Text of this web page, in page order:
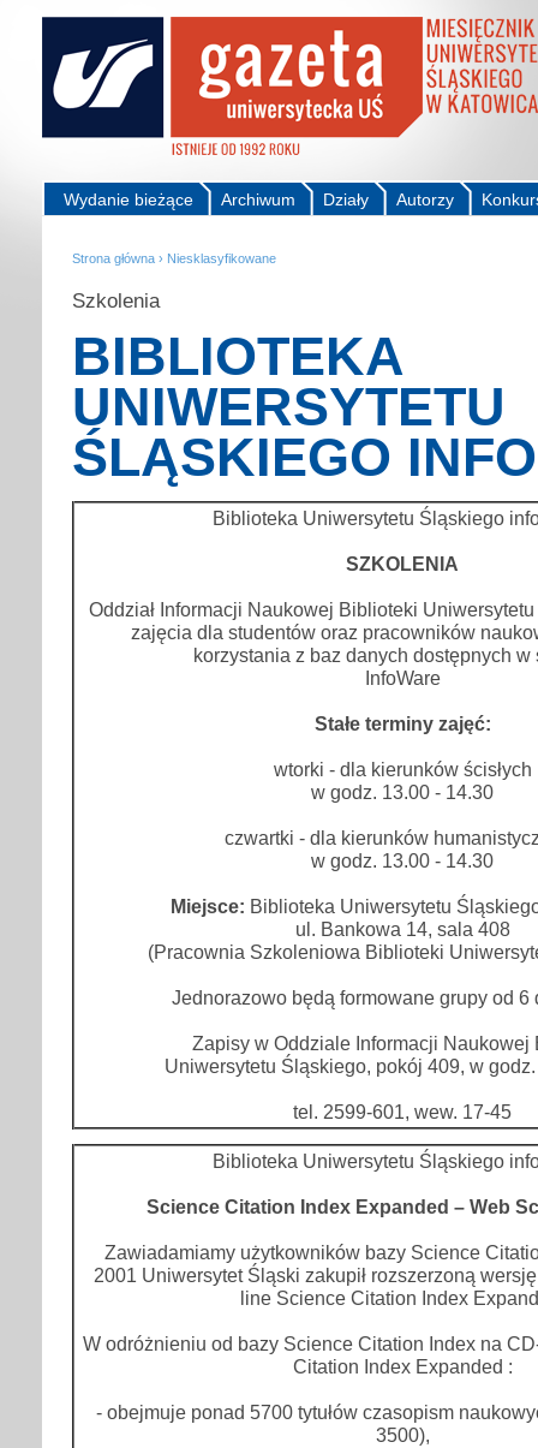
Autorzy
Działy
Archiwum
Wydanie bieżące
Strona główna › Niesklasyfikowane
Szkolenia
BIBLIOTEKA
UNIWERSYTETU
ŚLĄSKIEGO
Biblioteka Uniwersytetu Śląskiego
SZKOLENIA
Oddział Informacji Naukowej Biblioteki
zajęcia dla studentów oraz pracowników
korzystania z baz danych dostępnych w
InfoWare
Stałe terminy zajęć:
wtorki - dla kierunków ścisłych
w godz. 13.00 - 14.30
czwartki - dla kierunków
w godz. 13.00 - 14.30
Miejsce: Biblioteka Uniwersytetu
ul. Bankowa 14, sala 408
(Pracownia Szkoleniowa Biblioteki
Jednorazowo będą formowane grupy od 6
Zapisy w Oddziale Informacji Naukowej
Uniwersytetu Śląskiego, pokój 409, w
tel. 2599-601, wew. 17-45
Biblioteka Uniwersytetu Śląskiego
Science Citation Index Expanded – Web
Zawiadamiamy użytkowników bazy Science
2001 Uniwersytet Śląski zakupił rozszerzoną
line Science Citation Index
W odróżnieniu od bazy Science Citation Index na
Citation Index Expanded :
- obejmuje ponad 5700 tytułów czasopism
3500),